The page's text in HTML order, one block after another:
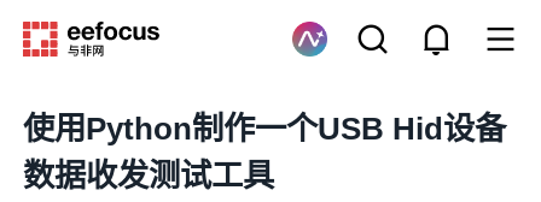
使用Python制作一个USB Hid设备
数据收发测试工具